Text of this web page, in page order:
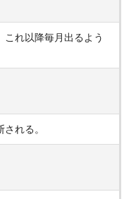
れ以降毎月出るよう
れる。